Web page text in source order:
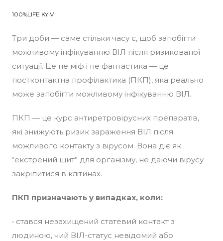
100%LIFE KYIV
Три доби — саме стільки часу є, щоб запобігти
можливому інфікуванню ВІЛ після ризикованої
ситуації. Це не міф і не фантастика — це
постконтактна профілактика (ПКП), яка реально
може запобігти можливому інфікуванню ВІЛ.
ПКП — це курс антиретровірусних препаратів,
які знижують ризик зараження ВІЛ після
можливого контакту з вірусом. Вона діє як
“екстрений щит” для організму, не даючи вірусу
закріпитися в клітинах.
ПКП призначають у випадках, коли:
• стався незахищений статевий контакт з
людиною, чий ВІЛ-статус невідомий або